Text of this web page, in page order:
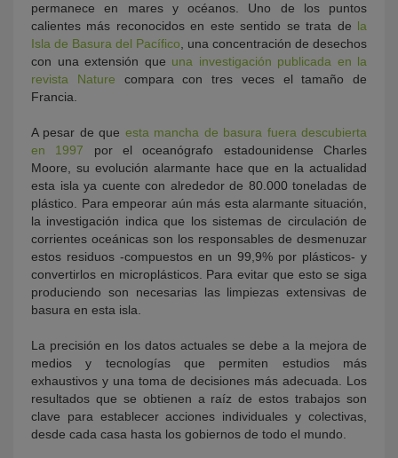
permanece en mares y océanos. Uno de los puntos
calientes más reconocidos en este sentido se trata de la
Isla de Basura del Pacífico, una concentración de desechos
con una extensión que una investigación publicada en la
revista Nature compara con tres veces el tamaño de
Francia.
A pesar de que esta mancha de basura fuera descubierta
en 1997 por el oceanógrafo estadounidense Charles
Moore, su evolución alarmante hace que en la actualidad
esta isla ya cuente con alrededor de 80.000 toneladas de
plástico. Para empeorar aún más esta alarmante situación,
la investigación indica que los sistemas de circulación de
corrientes oceánicas son los responsables de desmenuzar
estos residuos -compuestos en un 99,9% por plásticos- y
convertirlos en microplásticos. Para evitar que esto se siga
produciendo son necesarias las limpiezas extensivas de
basura en esta isla.
La precisión en los datos actuales se debe a la mejora de
medios y tecnologías que permiten estudios más
exhaustivos y una toma de decisiones más adecuada. Los
resultados que se obtienen a raíz de estos trabajos son
clave para establecer acciones individuales y colectivas,
desde cada casa hasta los gobiernos de todo el mundo.